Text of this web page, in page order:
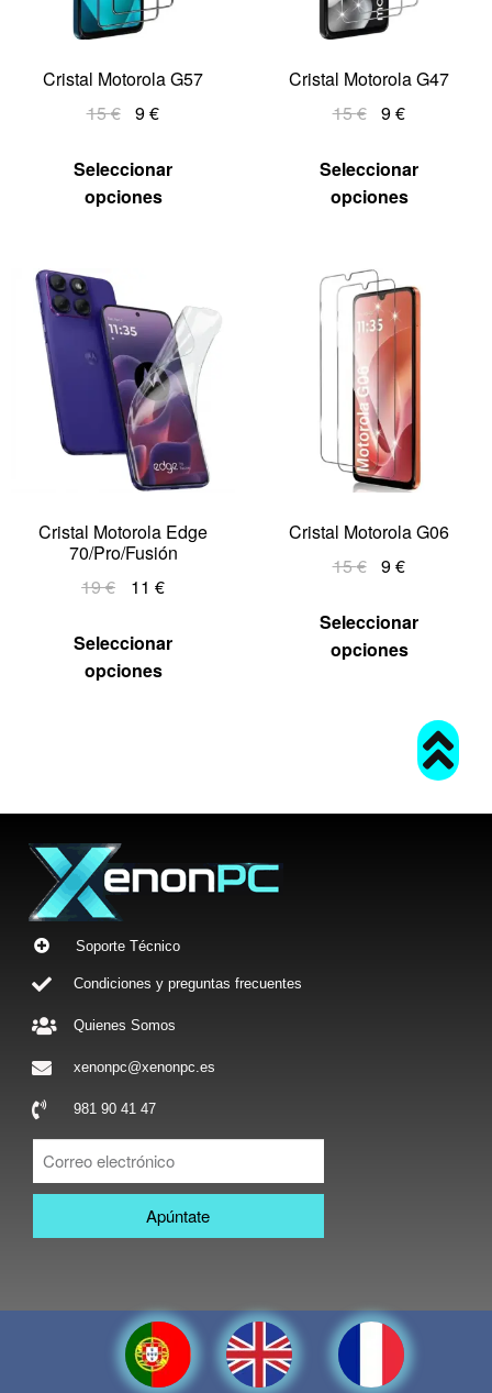
Cristal Motorola G57
15€ 9€
Seleccionar
opciones
Cristal Motorola G47
15€ 9€
Seleccionar
opciones
Cristal Motorola Edge
70/Pro/Fusión
19€ 11 €
Seleccionar
opciones
Cristal Motorola G06
15€ 9€
Seleccionar
opciones
Soporte Técnico
Condiciones y preguntas frecuentes
Quienes Somos
xenonpc@xenonpc.es
981 90 41 47
Apúntate